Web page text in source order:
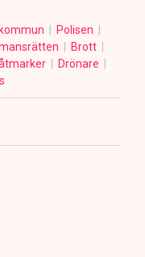
Polisen
Brott
Drönare